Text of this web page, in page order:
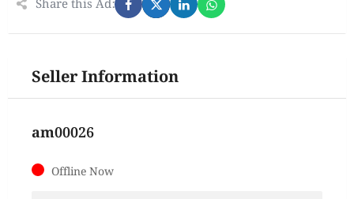
Share this Ad:
Seller Information
am00026
Offline Now